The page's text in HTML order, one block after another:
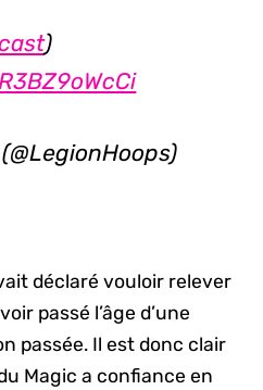
)
déclaré vouloir relever
passé l’âge d’une
passée. Il est donc clair
Magic a confiance en